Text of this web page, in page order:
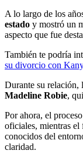
A lo largo de los
estado y mostró un
aspecto que fue
También te podría
su divorcio con
Durante su relación,
Madeline Robie,
Por ahora, el
oficiales, mientras el
conocidos del
claridad.